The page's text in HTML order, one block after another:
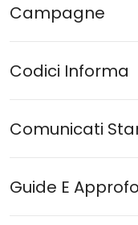
Campagne
Codici Informa
Comunicati
Guide E